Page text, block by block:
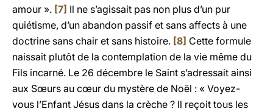
amour ». [7] Il ne s’agissait pas non plus d’un pur
quiétisme, d’un abandon passif et sans affects à une
doctrine sans chair et sans histoire. [8] Cette formule
naissait plutôt de la contemplation de la vie même du
Fils incarné. Le 26 décembre le Saint s’adressait ainsi
aux Sœurs au cœur du mystère de Noël : « Voyez-
vous l’Enfant Jésus dans la crèche ? Il reçoit tous les